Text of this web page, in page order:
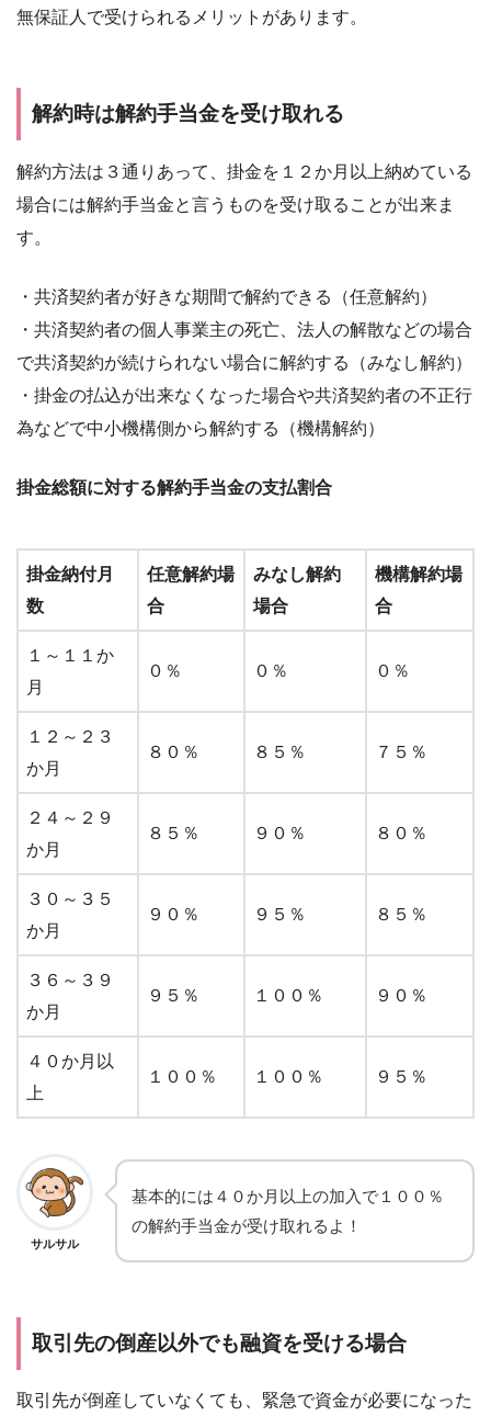
無保証人で受けられるメリットがあります。
解約時は解約手当金を受け取れる
解約方法は３通りあって、掛金を１２か月以上納めている
場合には解約手当金と言うものを受け取ることが出来ま
す。
・共済契約者が好きな期間で解約できる（任意解約）
・共済契約者の個人事業主の死亡、法人の解散などの場合
で共済契約が続けられない場合に解約する（みなし解約）
・掛金の払込が出来なくなった場合や共済契約者の不正行
為などで中小機構側から解約する（機構解約）
掛金総額に対する解約手当金の支払割合
掛金納付月
数
任意解約場
合
みなし解約
場合
機構解約場
合
１～１１か
月
０％ ０％ ０％
１２～２３
か月
８０％ ８５％ ７５％
２４～２９
か月
８５％ ９０％ ８０％
３０～３５
か月
９０％ ９５％ ８５％
３６～３９
か月
９５％ １００％ ９０％
４０か月以
上
１００％ １００％ ９５％
サルサル
基本的には４０か月以上の加入で１００％
の解約手当金が受け取れるよ！
取引先の倒産以外でも融資を受ける場合
取引先が倒産していなくても、緊急で資金が必要になった